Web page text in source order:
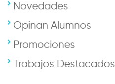
Novedades
Opinan Alumnos
Promociones
Trabajos Destacados